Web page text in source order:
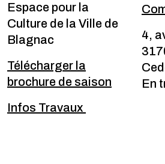
Espace pour la
Culture de la Ville de
Blagnac
Télécharger la
brochure de saison
Infos Travaux
4,
En